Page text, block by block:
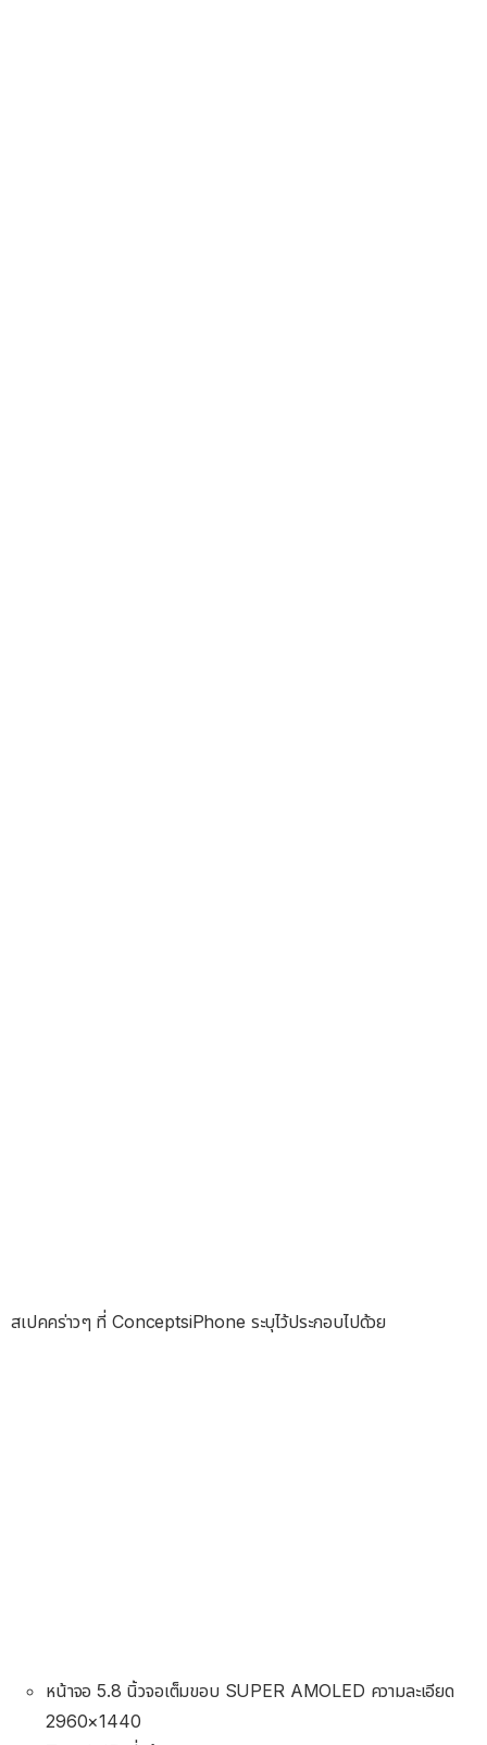
สเปคคร่าวๆ ที่ ConceptsiPhone ระบุไว้ประกอบไปด้วย
หน้าจอ 5.8 นิ้วจอเต็มขอบ SUPER AMOLED ความละเอียด
2960×1440